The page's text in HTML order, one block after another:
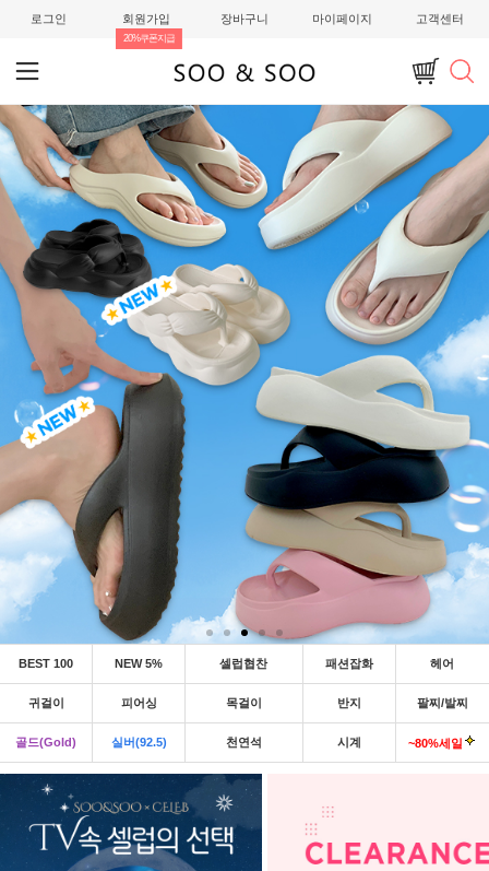
로그인 회원가입
20%쿠폰지급
장바구니 마이페이지 고객센터
BEST 100 NEW 5% 셀럽협찬 패션잡화 헤어
귀걸이 피어싱 목걸이 반지 팔찌/발찌
골드(Gold) 실버(92.5) 천연석 시계 ~80%세일